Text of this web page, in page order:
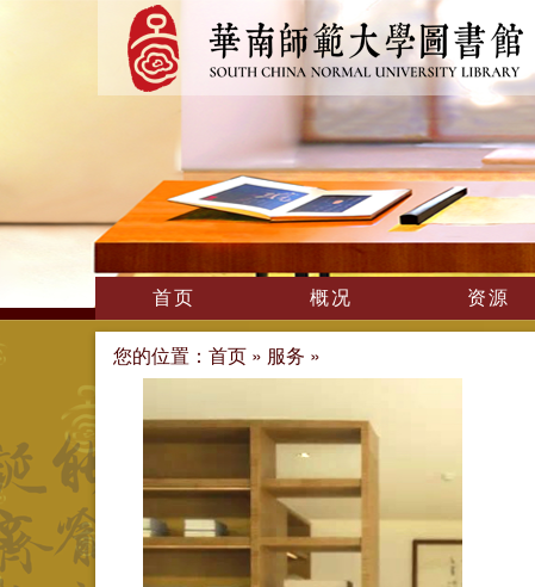
首页 概况 资源
您的位置： 首页 » 服务 »